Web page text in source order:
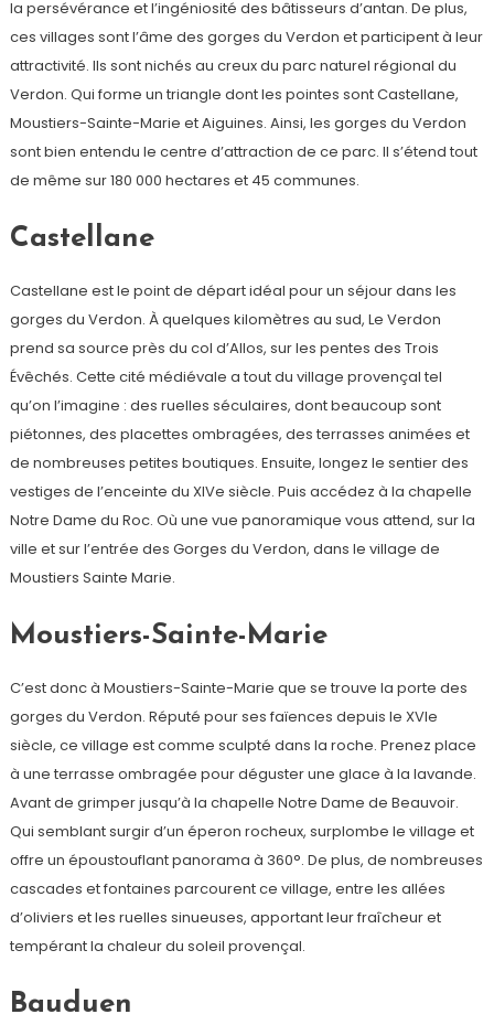
la persévérance et l’ingéniosité des bâtisseurs d’antan. De plus,
ces villages sont l’âme des gorges du Verdon et participent à leur
attractivité. Ils sont nichés au creux du parc naturel régional du
Verdon. Qui forme un triangle dont les pointes sont Castellane,
Moustiers-Sainte-Marie et Aiguines. Ainsi, les gorges du Verdon
sont bien entendu le centre d’attraction de ce parc. Il s’étend tout
de même sur 180 000 hectares et 45 communes.
Castellane
Castellane est le point de départ idéal pour un séjour dans les
gorges du Verdon. À quelques kilomètres au sud, Le Verdon
prend sa source près du col d’Allos, sur les pentes des Trois
Évêchés. Cette cité médiévale a tout du village provençal tel
qu’on l’imagine : des ruelles séculaires, dont beaucoup sont
piétonnes, des placettes ombragées, des terrasses animées et
de nombreuses petites boutiques. Ensuite, longez le sentier des
vestiges de l’enceinte du XIVe siècle. Puis accédez à la chapelle
Notre Dame du Roc. Où une vue panoramique vous attend, sur la
ville et sur l’entrée des Gorges du Verdon, dans le village de
Moustiers Sainte Marie.
Moustiers-Sainte-Marie
C’est donc à Moustiers-Sainte-Marie que se trouve la porte des
gorges du Verdon. Réputé pour ses faïences depuis le XVIe
siècle, ce village est comme sculpté dans la roche. Prenez place
à une terrasse ombragée pour déguster une glace à la lavande.
Avant de grimper jusqu’à la chapelle Notre Dame de Beauvoir.
Qui semblant surgir d’un éperon rocheux, surplombe le village et
offre un époustouflant panorama à 360°. De plus, de nombreuses
cascades et fontaines parcourent ce village, entre les allées
d’oliviers et les ruelles sinueuses, apportant leur fraîcheur et
tempérant la chaleur du soleil provençal.
Bauduen